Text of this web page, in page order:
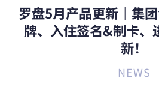
罗盘5月产品更新｜集
牌、入住签名&制卡、
新！
NEWS